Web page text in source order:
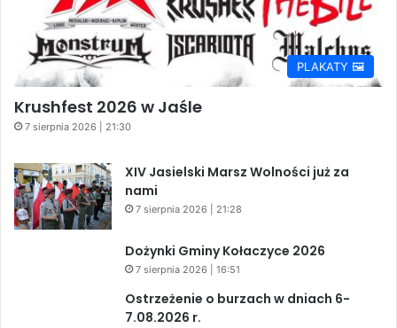
PLAKATY 🖼️
Krushfest 2026 w Jaśle
7 sierpnia 2026 | 21:30
XIV Jasielski Marsz Wolności już za
nami
7 sierpnia 2026 | 21:28
Dożynki Gminy Kołaczyce 2026
7 sierpnia 2026 | 16:51
Ostrzeżenie o burzach w dniach 6-
7.08.2026 r.